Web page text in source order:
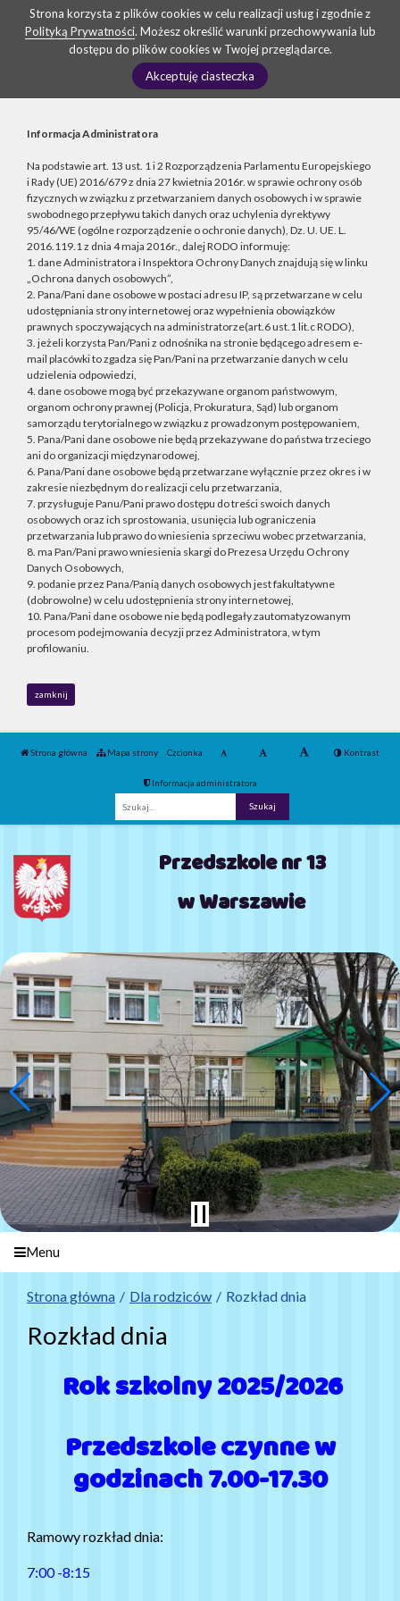
Strona korzysta z plików cookies w celu realizacji usług i zgodnie z
Polityką Prywatności. Możesz określić warunki przechowywania lub
dostępu do plików cookies w Twojej przeglądarce.
Akceptuję ciasteczka
Informacja Administratora
Na podstawie art. 13 ust. 1 i 2 Rozporządzenia Parlamentu Europejskiego
i Rady (UE) 2016/679 z dnia 27 kwietnia 2016r. w sprawie ochrony osób
fizycznych w związku z przetwarzaniem danych osobowych i w sprawie
swobodnego przepływu takich danych oraz uchylenia dyrektywy
95/46/WE (ogólne rozporządzenie o ochronie danych), Dz. U. UE. L.
2016.119.1 z dnia 4 maja 2016r., dalej RODO informuję:
1. dane Administratora i Inspektora Ochrony Danych znajdują się w linku
„Ochrona danych osobowych”,
2. Pana/Pani dane osobowe w postaci adresu IP, są przetwarzane w celu
udostępniania strony internetowej oraz wypełnienia obowiązków
prawnych spoczywających na administratorze(art.6 ust.1 lit.c RODO),
3. jeżeli korzysta Pan/Pani z odnośnika na stronie będącego adresem e-
mail placówki to zgadza się Pan/Pani na przetwarzanie danych w celu
udzielenia odpowiedzi,
4. dane osobowe mogą być przekazywane organom państwowym,
organom ochrony prawnej (Policja, Prokuratura, Sąd) lub organom
samorządu terytorialnego w związku z prowadzonym postępowaniem,
5. Pana/Pani dane osobowe nie będą przekazywane do państwa trzeciego
ani do organizacji międzynarodowej,
6. Pana/Pani dane osobowe będą przetwarzane wyłącznie przez okres i w
zakresie niezbędnym do realizacji celu przetwarzania,
7. przysługuje Panu/Pani prawo dostępu do treści swoich danych
osobowych oraz ich sprostowania, usunięcia lub ograniczenia
przetwarzania lub prawo do wniesienia sprzeciwu wobec przetwarzania,
8. ma Pan/Pani prawo wniesienia skargi do Prezesa Urzędu Ochrony
Danych Osobowych,
9. podanie przez Pana/Panią danych osobowych jest fakultatywne
(dobrowolne) w celu udostępnienia strony internetowej,
10. Pana/Pani dane osobowe nie będą podlegały zautomatyzowanym
procesom podejmowania decyzji przez Administratora, w tym
profilowaniu.
zamknij
Strona główna Mapa strony Czcionka Kontrast
Informacja administratora
Przedszkole nr 13
w Warszawie
Menu
Strona główna Dla rodziców Rozkład dnia
Rozkład dnia
Rok szkolny 2025/2026
Przedszkole czynne w
godzinach 7.00-17.30
Ramowy rozkład dnia:
7:00 -8:15